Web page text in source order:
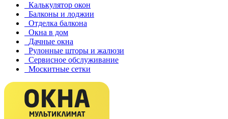
Калькулятор окон
Балконы и лоджии
Отделка балкона
Окна в дом
Дачные окна
Рулонные шторы и жалюзи
Сервисное обслуживание
Москитные сетки